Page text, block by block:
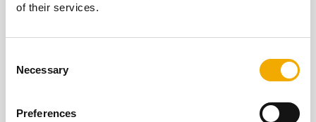
of their services.
Necessary
Preferences